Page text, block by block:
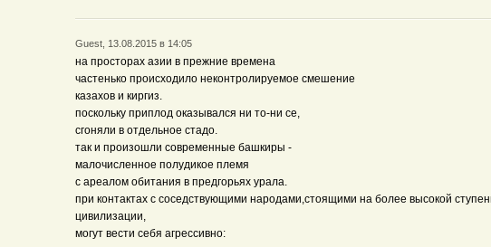
Guest, 13.08.2015 в 14:05
на просторах азии в прежние времена
частенько происходило неконтролируемое смешение
казахов и киргиз.
поскольку приплод оказывался ни то-ни се,
сгоняли в отдельное стадо.
так и произошли современные башкиры -
малочисленное полудикое племя
с ареалом обитания в предгорьях урала.
при контактах с соседствующими народами,стоящими на более высокой
цивилизации,
могут вести себя агрессивно: